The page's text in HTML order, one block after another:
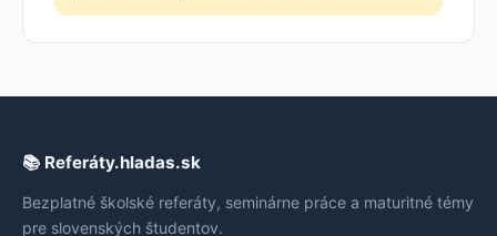
📚 Referáty.hladas.sk
Bezplatné školské referáty, seminárne práce a maturitné témy
pre slovenských študentov.